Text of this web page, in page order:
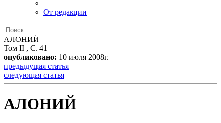
От редакции
АЛОНИЙ
Том II , С. 41
опубликовано: 10 июля 2008г.
предыдущая статья
следующая статья
АЛОНИЙ